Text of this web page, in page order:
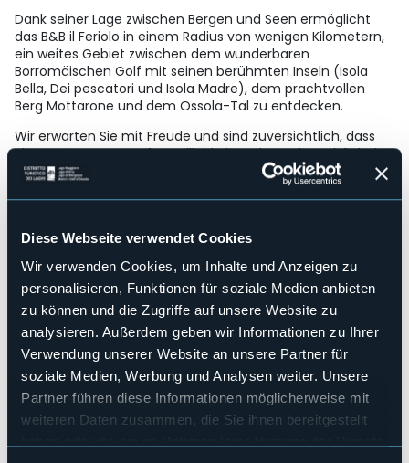
Diese Webseite verwendet Cookies
Wir verwenden Cookies, um Inhalte und Anzeigen zu
personalisieren, Funktionen für soziale Medien anbieten
zu können und die Zugriffe auf unsere Website zu
analysieren. Außerdem geben wir Informationen zu Ihrer
Verwendung unserer Website an unsere Partner für
soziale Medien, Werbung und Analysen weiter. Unsere
Partner führen diese Informationen möglicherweise mit
weiteren Daten zusammen, die Sie ihnen bereitgestellt
Dank seiner Lage zwischen Bergen und Seen ermöglicht
das B&B il Feriolo in einem Radius von wenigen Kilometern,
ein weites Gebiet zwischen dem wunderbaren
Borromäischen Golf mit seinen berühmten Inseln (Isola
Bella, Dei pescatori und Isola Madre), dem prachtvollen
Berg Mottarone und dem Ossola-Tal zu entdecken.
Wir erwarten Sie mit Freude und sind zuversichtlich, dass
Sie von unserer Gastfreundlichkeit und von der Schönheit
dieser Region entzückt sein werden.
Wellness
No
Hallenbad
No
Haustiere erlaubt
No
Anzahl der Zimmer
2
Anzahl der Betten